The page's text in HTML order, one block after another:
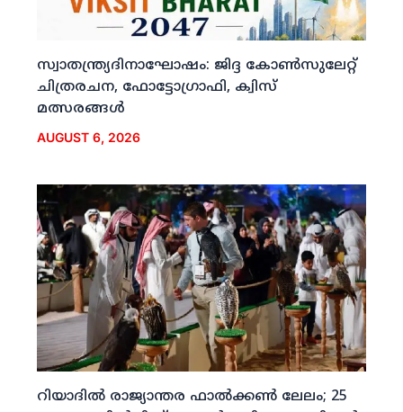
സ്വാതന്ത്ര്യദിനാഘോഷം: ജിദ്ദ കോണ്‍സുലേറ്റ്
ചിത്രരചന, ഫോട്ടോഗ്രാഫി, ക്വിസ്
മത്സരങ്ങള്‍
AUGUST 6, 2026
റിയാദില്‍ രാജ്യാന്തര ഫാല്‍ക്കണ്‍ ലേലം; 25